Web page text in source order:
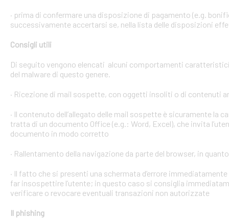
· prima di confermare una disposizione di pagamento (e.g.
successivamente accertarsi se, nella lista delle disposizioni
Consigli utili
Di seguito vengono elencati alcuni comportamenti
del malware di questo genere.
· Ricezione di mail sospette, con oggetti insoliti o di contenuti
· Il contenuto dell’allegato delle mail sospette è sicuramente
tratta di un documento Office (e.g.: Word, Excel), che invita
documento in modo corretto
· Rallentamento della navigazione da parte del browser, in
· Il fatto che si presenti una schermata d’errore
far insospettire l’utente; in questo caso si consiglia
verificare o revocare eventuali transazioni non autorizzate
Il phishing